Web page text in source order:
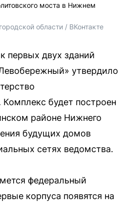
моста в Нижнем
области / ВКонтакте
первых двух зданий
утвердило
Комплекс будет построен
районе Нижнего
будущих домов
сетях ведомства.
федеральный
корпуса появятся на